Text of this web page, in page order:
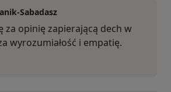
Sabadasz
za opinię zapierającą dech w
wyrozumiałość i empatię.